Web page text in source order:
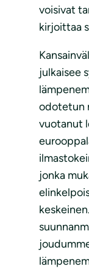
voisivat
kirjoittaa
julkaisee
odotetun
vuotanut
jonka